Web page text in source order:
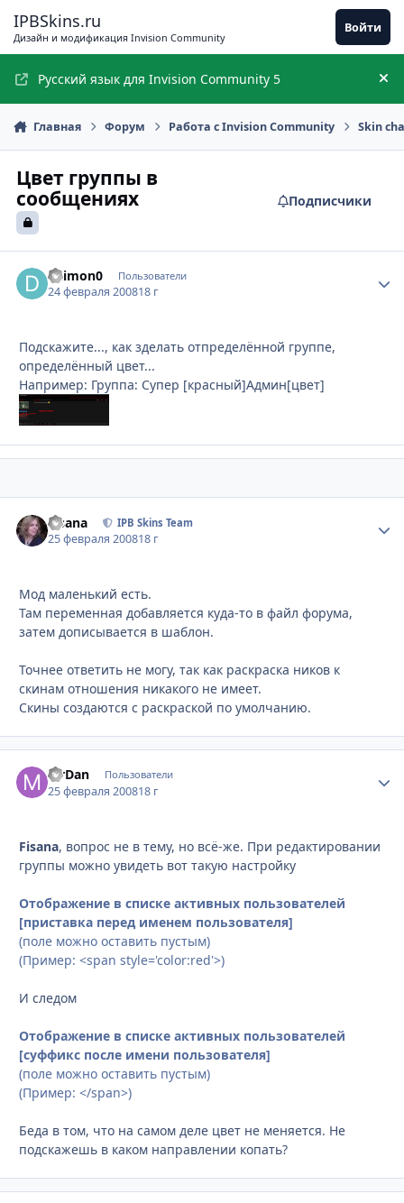
IPBSkins.ru
Дизайн и модификация Invision Community
Войти
Русский язык для Invision Community 5
Главная Форум Работа с Invision Community Skin
Цвет группы в
сообщениях
Подписчики
daimon0 Пользователи
24 февраля 200818 г
Подскажите..., как зделать отпределённой группе,
определённый цвет...
Например: Группа: Супер [красный]Админ[цвет]
Fisana IPB Skins Team
25 февраля 200818 г
Мод маленький есть.
Там переменная добавляется куда-то в файл форума,
затем дописывается в шаблон.
Точнее ответить не могу, так как раскраска ников к
скинам отношения никакого не имеет.
Скины создаются с раскраской по умолчанию.
MrDan Пользователи
25 февраля 200818 г
Fisana, вопрос не в тему, но всё-же. При редактировании
группы можно увидеть вот такую настройку
Отображение в списке активных пользователей
[приставка перед именем пользователя]
(поле можно оставить пустым)
(Пример: <span style='color:red'>)
И следом
Отображение в списке активных пользователей
[суффикс после имени пользователя]
(поле можно оставить пустым)
(Пример: </span>)
Беда в том, что на самом деле цвет не меняется. Не
подскажешь в каком направлении копать?